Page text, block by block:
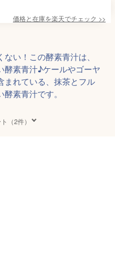
価格と在庫を楽天でチェック >>
い！この酵素青汁は、
酵素青汁♪ケールやゴーヤ
まれている、抹茶とフル
素青汁です。
（2件）